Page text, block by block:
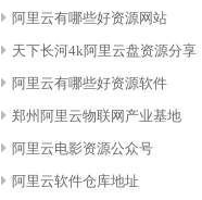
阿里云有哪些好资源网站
天下长河4k阿里云盘资源分享
阿里云有哪些好资源软件
郑州阿里云物联网产业基地
阿里云电影资源公众号
阿里云软件仓库地址